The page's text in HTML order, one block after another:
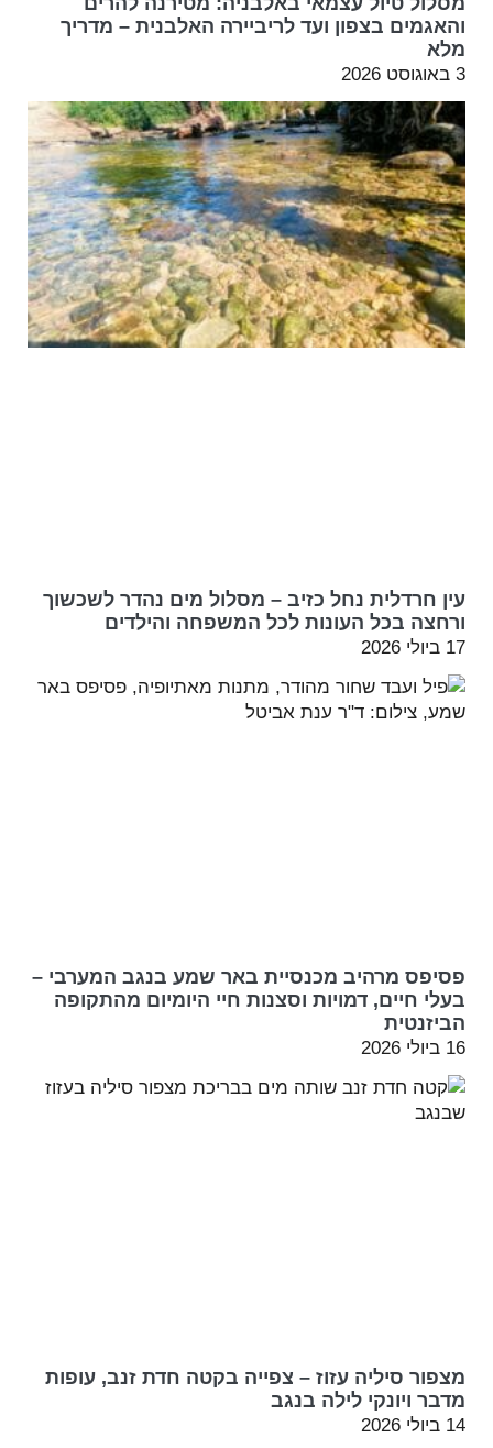
והאגמים בצפון ועד לריביירה האלבנית – מדריך
מלא
3 באוגוסט 2026
עין חרדלית נחל כזיב – מסלול מים נהדר לשכשוך
ורחצה בכל העונות לכל המשפחה והילדים
17 ביולי 2026
פסיפס מרהיב מכנסיית באר שמע בנגב המערבי –
בעלי חיים, דמויות וסצנות חיי היומיום מהתקופה
הביזנטית
16 ביולי 2026
מצפור סיליה עזוז – צפייה בקטה חדת זנב, עופות
מדבר ויונקי לילה בנגב
14 ביולי 2026